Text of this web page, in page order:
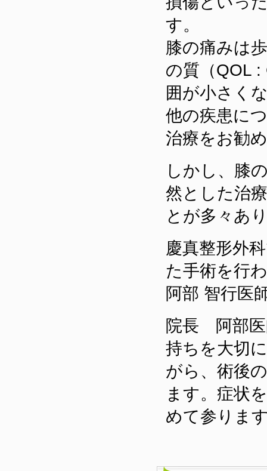
す。
膝の痛みは
の質（QOL
囲が小さく
他の疾患に
治療をお勧
しかし、膝
然とした治
とが多々あ
慶真整形外
た手術を行
阿部 智行医
院長 阿部医
持ちを大切
がら、術後
ます。症状
めて参りま